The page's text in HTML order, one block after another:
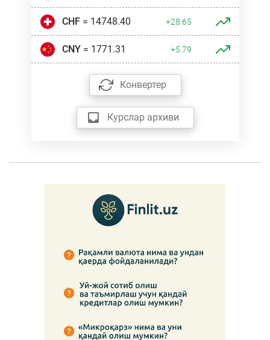
CHF= 14748.40 +28.65
CNY= 1771.31 +5.79
Конвертер
Курслар архиви